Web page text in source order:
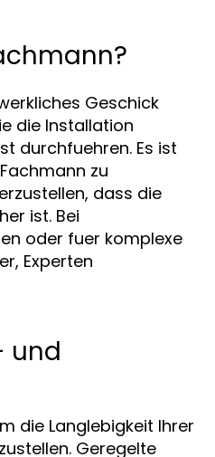
Geschick
die Installation
durchfuehren. Es ist
zu
dass die
ist. Bei
oder fuer komplexe
Experten
und
die Langlebigkeit Ihrer
Geregelte